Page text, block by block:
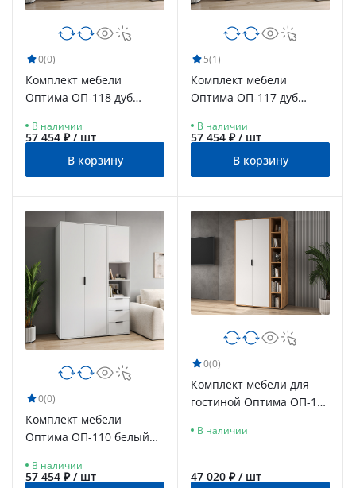
0(0)
Комплект мебели
Оптима ОП-118 дуб
В наличии
57 454 ₽ / шт
В корзину
5(1)
Комплект мебели
Оптима ОП-117 дуб
В наличии
57 454 ₽ / шт
В корзину
0(0)
Комплект мебели
Оптима ОП-110 белый
В наличии
57 454 ₽ / шт
0(0)
Комплект мебели для
гостиной Оптима ОП-120
меренга
В наличии
47 020 ₽ / шт